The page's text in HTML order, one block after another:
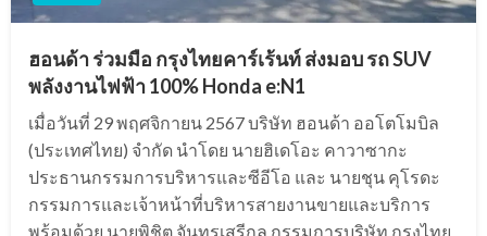
ฮอนด้า ร่วมมือ กรุงไทยคาร์เร้นท์ ส่งมอบ รถ SUV
พลังงานไฟฟ้า 100% Honda e:N1
เมื่อวันที่ 29 พฤศจิกายน 2567 บริษัท ฮอนด้า ออโตโมบิล
(ประเทศไทย) จำกัด นำโดย นายฮิเดโอะ คาวาซากะ
ประธานกรรมการบริหารและซีอีโอ และ นายชุน คุโรดะ
กรรมการและเจ้าหน้าที่บริหารสายงานขายและบริการ
พร้อมด้วย นายพิชิต จันทรเสรีกุล กรรมการบริษัท กรุงไทย